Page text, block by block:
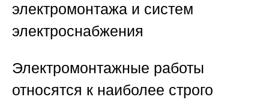
электромонтажа и систем
электроснабжения
Электромонтажные работы
относятся к наиболее строго